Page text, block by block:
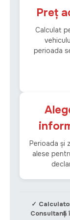
Preț
Calculat
perioada
Perioada și
alese
✓